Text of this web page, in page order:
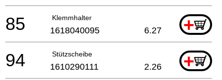
Klemmhalter +
85 1618040095 6.27
Stützscheibe +
94 1610290111 2.26